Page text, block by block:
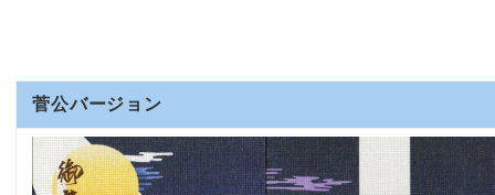
菅公バージョン